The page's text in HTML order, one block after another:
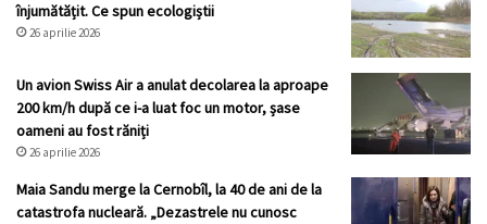
înjumătățit. Ce spun ecologiștii
26 aprilie 2026
Un avion Swiss Air a anulat decolarea la aproape
200 km/h după ce i-a luat foc un motor, șase
oameni au fost răniți
26 aprilie 2026
Maia Sandu merge la Cernobîl, la 40 de ani de la
catastrofa nucleară. „Dezastrele nu cunosc